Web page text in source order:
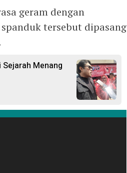
geram dengan
tersebut dipasang
Sejarah Menang